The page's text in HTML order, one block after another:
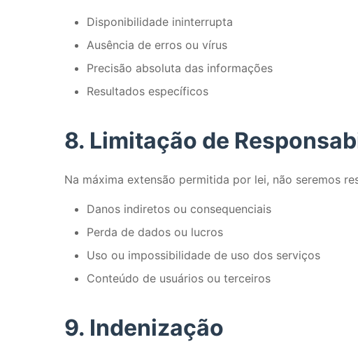
Disponibilidade ininterrupta
Ausência de erros ou vírus
Precisão absoluta das informações
Resultados específicos
8. Limitação de
Na máxima extensão permitida por lei, não seremos
Danos indiretos ou consequenciais
Perda de dados ou lucros
Uso ou impossibilidade de uso dos serviços
Conteúdo de usuários ou terceiros
9. Indenização